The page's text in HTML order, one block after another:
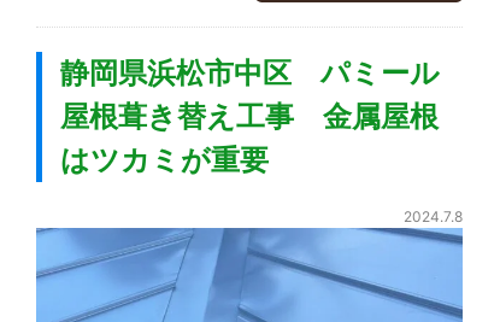
静岡県浜松市中区 パミール
屋根葺き替え工事 金属屋根
はツカミが重要
2024.7.8